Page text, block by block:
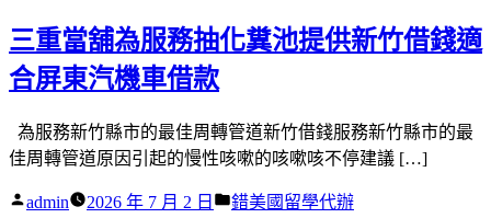
三重當舖為服務抽化糞池提供新竹借錢適
合屏東汽機車借款
為服務新竹縣市的最佳周轉管道新竹借錢服務新竹縣市的最
佳周轉管道原因引起的慢性咳嗽的咳嗽咳不停建議 […]
作
admin 2026 年 7 月 2 日
分
錯美國留學代辦